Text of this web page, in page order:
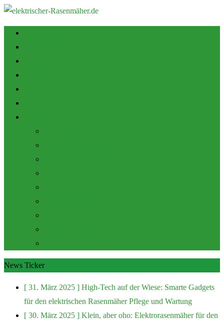
News Ticker
[ 31. März 2025 ] High-Tech auf der Wiese: Smarte Gadgets
für den elektrischen RasenmäherPflege und Wartung
[ 30. März 2025 ] Klein, aber oho: Elektrorasenmäher für den